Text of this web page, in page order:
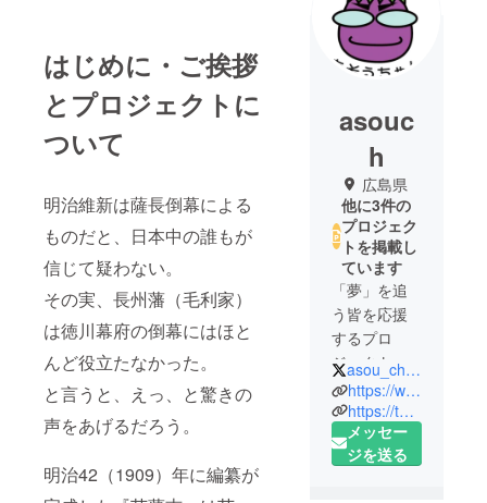
はじめに・ご挨拶
とプロジェクトに
ついて
明治維新は薩長倒幕による
ものだと、日本中の誰もが
信じて疑わない。
その実、長州藩（毛利家）
は徳川幕府の倒幕にはほと
んど役立たなかった。
と言うと、えっ、と驚きの
声をあげるだろう。
明治42（1909）年に編纂が
asouc
h
広島県
他に3件の
プロジェク
トを掲載し
ています
「夢」を追
う皆を応援
するプロ
ジェクト
『あそう
ちゃんね
る』。
asou_chan
https://www.facebook.com/asouchan/
https://twitter.com/asou_chan
メッセー
ジを送る